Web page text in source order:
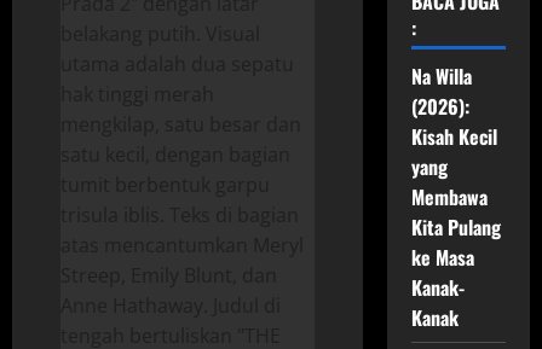
:
Na Willa
(2026):
Kisah Kecil
yang
Membawa
Kita Pulang
ke Masa
Kanak-
Kanak